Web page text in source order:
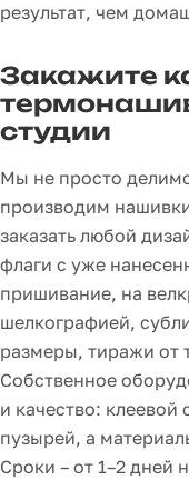
результат, чем
Закажите
студии
Мы не просто
производим
заказать любой
флаги с уже
пришивание, на
шелкографией,
размеры, тиражи от
Собственное
и качество: клеевой
пузырей, а
Сроки – от 1–2 дней